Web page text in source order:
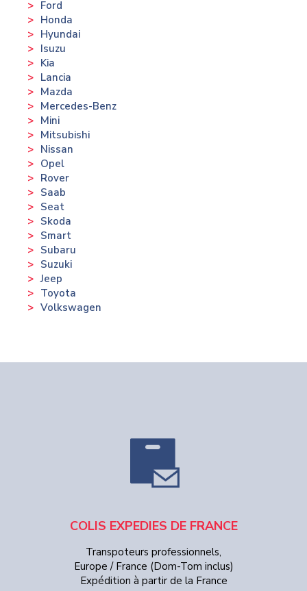
Ford
Honda
Hyundai
Isuzu
Kia
Lancia
Mazda
Mercedes-Benz
Mini
Mitsubishi
Nissan
Opel
Rover
Saab
Seat
Skoda
Smart
Subaru
Suzuki
Jeep
Toyota
Volkswagen
COLIS EXPEDIES DE FRANCE
Transpoteurs professionnels,
Europe / France (Dom-Tom inclus)
Expédition à partir de la France